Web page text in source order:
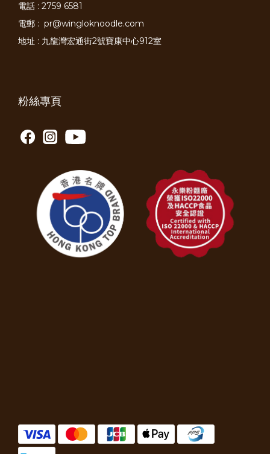
電話 : 2759 6581
電郵 : pr@wingloknoodle.com
地址 : 九龍灣宏通街2號寶康中心912室
粉絲專頁